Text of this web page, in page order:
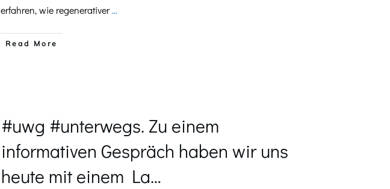
erfahren, wie regenerativer...
​Read More
#uwg #unterwegs. Zu einem
informativen Gespräch haben wir uns
heute mit einem La…